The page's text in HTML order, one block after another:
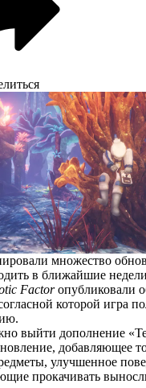
множество
в ближайшие
Factorопубликовали
которой игра
выйти дополнение
добавляющее
улучшенное
прокачивать